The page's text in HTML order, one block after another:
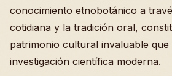
conocimiento etnobotánico a
cotidiana y la tradición oral,
patrimonio cultural invaluable
investigación científica moderna.